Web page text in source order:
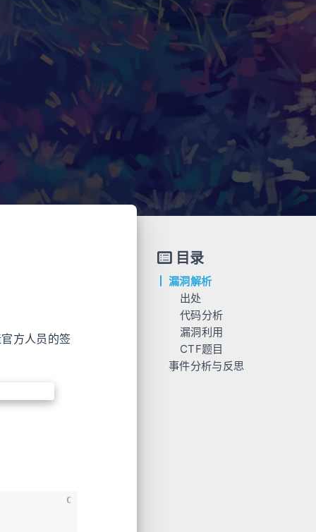
方人员的签
C
目录
漏洞解析
出处
代码分析
漏洞利用
CTF题目
事件分析与反思